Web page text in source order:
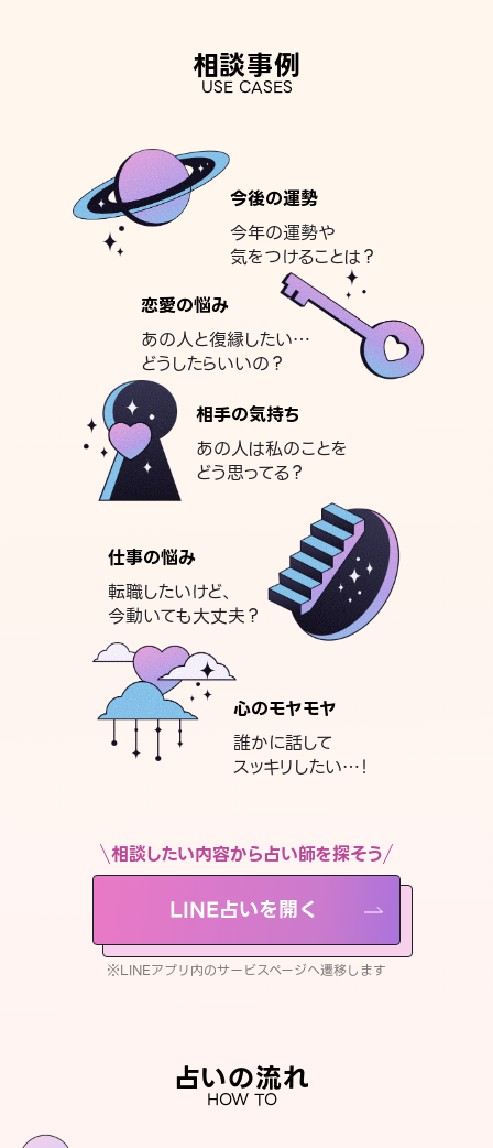
相談事例
USE CASES
今後の運勢
今年の運勢や
気をつけることは？
恋愛の悩み
あの人と復縁したい…
どうしたらいいの？
相手の気持ち
あの人は私のことを
どう思ってる？
仕事の悩み
転職したいけど、
今動いても大丈夫？
心のモヤモヤ
誰かに話して
スッキリしたい…！
相談したい内容から占い師を探そう
LINE占いを開く
※LINEアプリ内のサービスページへ遷移します
占いの流れ
HOW TO